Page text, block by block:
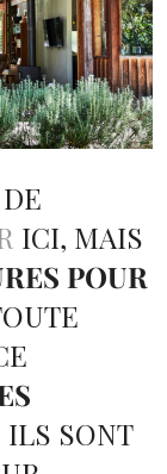
ICI, MAIS
POUR
ILS SONT